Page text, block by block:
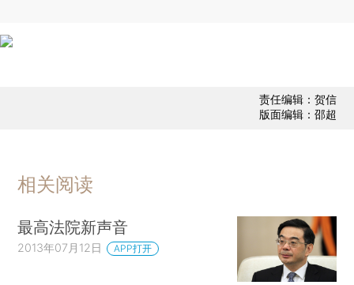
责任编辑：贺信
版面编辑：邵超
相关阅读
最高法院新声音
2013年07月12日 APP打开